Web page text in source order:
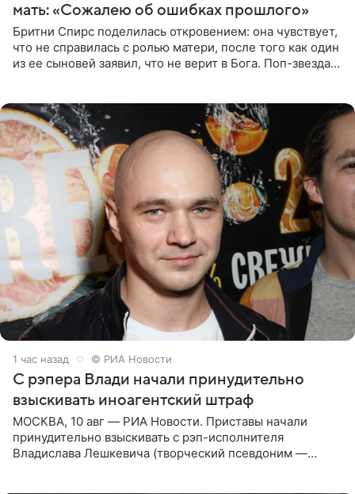
мать: «Сожалею об ошибках прошлого»
Бритни Спирс поделилась откровением: она чувствует,
что не справилась с ролью матери, после того как один
из ее сыновей заявил, что не верит в Бога. Поп-звезда
1 час назад © РИА Новости
С рэпера Влади начали принудительно
взыскивать иноагентский штраф
МОСКВА, 10 авг — РИА Новости. Приставы начали
принудительно взыскивать с рэп-исполнителя
Владислава Лешкевича (творческий псевдоним —